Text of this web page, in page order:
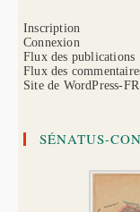
Inscription
Connexion
Flux des publications
Flux des
Site de WordPress-FR
SÉNATUS-